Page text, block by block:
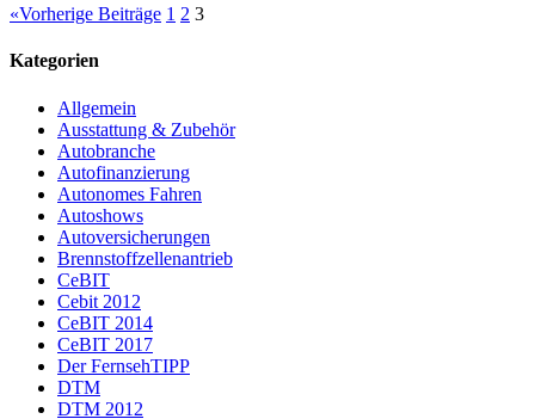
«Vorherige Beiträge 1 2 3
Kategorien
Allgemein
Ausstattung & Zubehör
Autobranche
Autofinanzierung
Autonomes Fahren
Autoshows
Autoversicherungen
Brennstoffzellenantrieb
CeBIT
Cebit 2012
CeBIT 2014
CeBIT 2017
Der FernsehTIPP
DTM
DTM 2012